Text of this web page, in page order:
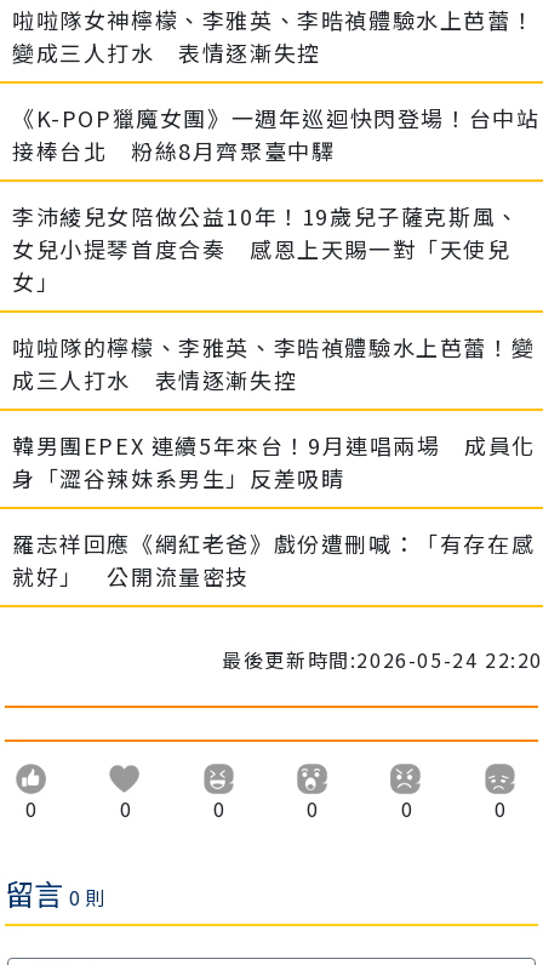
啦啦隊女神檸檬、李雅英、李晧禎體驗水上芭蕾！
變成三人打水 表情逐漸失控
《K-POP獵魔女團》一週年巡迴快閃登場！台中站
接棒台北 粉絲8月齊聚臺中驛
李沛綾兒女陪做公益10年！19歲兒子薩克斯風、
女兒小提琴首度合奏 感恩上天賜一對「天使兒
女」
啦啦隊的檸檬、李雅英、李晧禎體驗水上芭蕾！變
成三人打水 表情逐漸失控
韓男團EPEX 連續5年來台！9月連唱兩場 成員化
身「澀谷辣妹系男生」反差吸睛
羅志祥回應《網紅老爸》戲份遭刪喊：「有存在感
就好」 公開流量密技
最後更新時間:2026-05-24 22:20
0 0 0 0 0 0